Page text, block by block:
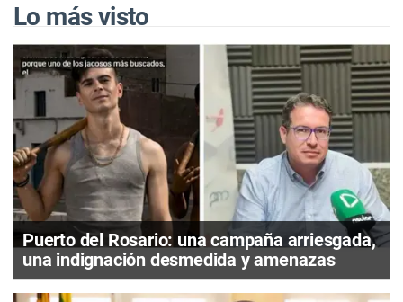
Lo más visto
Puerto del Rosario: una campaña arriesgada,
una indignación desmedida y amenazas